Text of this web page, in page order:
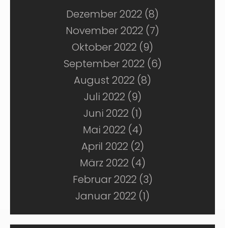
Dezember 2022 (8)
November 2022 (7)
Oktober 2022 (9)
September 2022 (6)
August 2022 (8)
Juli 2022 (9)
Juni 2022 (1)
Mai 2022 (4)
April 2022 (2)
März 2022 (4)
Februar 2022 (3)
Januar 2022 (1)